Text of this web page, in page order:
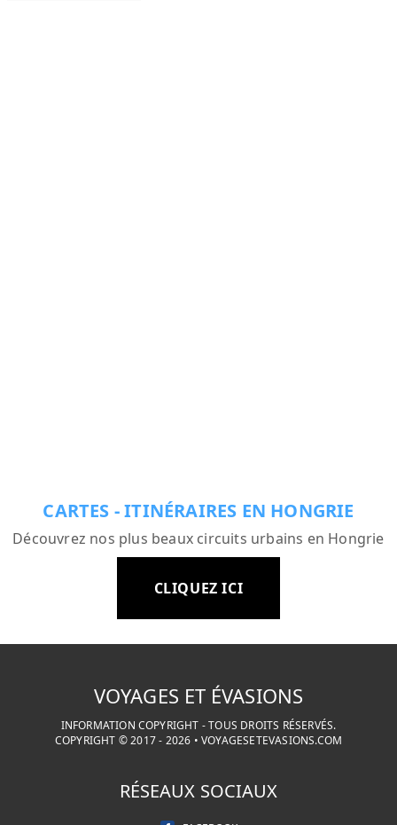
CARTES - ITINÉRAIRES EN HONGRIE
Découvrez nos plus beaux circuits urbains en Hongrie
CLIQUEZ ICI
VOYAGES ET ÉVASIONS
INFORMATION COPYRIGHT - TOUS DROITS RÉSERVÉS.
COPYRIGHT © 2017 - 2026 •VOYAGESETEVASIONS.COM
RÉSEAUX SOCIAUX